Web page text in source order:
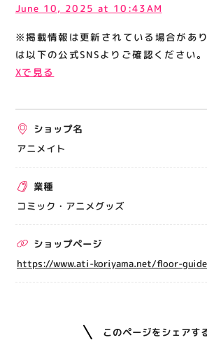
サイトポリシー
運営会社
出店をご検討の方へ
催事出店募集
アティビジョンについて
June 10, 2025 at 10:43AM
※掲載情報は更新されている場合があ
は以下の公式SNSよりご確認ください。
Xで見る
ショップ名
アニメイト
業種
コミック・アニメグッズ
ショップページ
https://www.ati-koriyama.net/floor-
このページをシェアす